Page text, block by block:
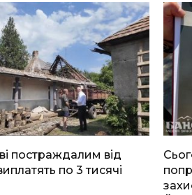
постраждалим від
по 3 тисячі